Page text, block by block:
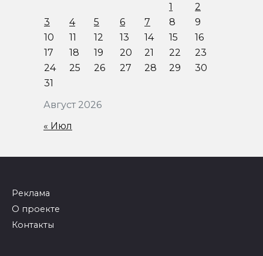
Август 2026
1
2
3
4 5 6 7 8
9
10
11 12 13 14 15
16
17
18 19 20 21 22
23
24
25 26 27 28 29
30
31
« Июл
Реклама
О проекте
Контакты